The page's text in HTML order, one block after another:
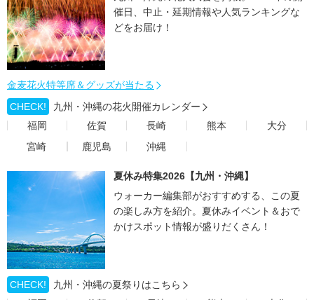
催日、中止・延期情報や人気ランキングな
どをお届け！
金麦花火特等席＆グッズが当たる
CHECK!
九州・沖縄の花火開催カレンダー
福岡
佐賀 長崎 熊本
大分
宮崎
鹿児島 沖縄
夏休み特集2026【九州・沖縄】
ウォーカー編集部がおすすめする、この夏
の楽しみ方を紹介。夏休みイベント＆おで
かけスポット情報が盛りだくさん！
CHECK!
九州・沖縄の夏祭りはこちら